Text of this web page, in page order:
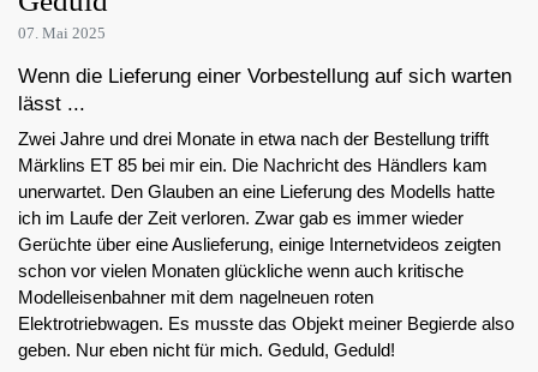
07. Mai 2025
Wenn die Lieferung einer Vorbestellung auf sich warten
lässt ...
Zwei Jahre und drei Monate in etwa nach der Bestellung trifft
Märklins ET 85 bei mir ein. Die Nachricht des Händlers kam
unerwartet. Den Glauben an eine Lieferung des Modells hatte
ich im Laufe der Zeit verloren. Zwar gab es immer wieder
Gerüchte über eine Auslieferung, einige Internetvideos zeigten
schon vor vielen Monaten glückliche wenn auch kritische
Modelleisenbahner mit dem nagelneuen roten
Elektrotriebwagen. Es musste das Objekt meiner Begierde also
geben. Nur eben nicht für mich. Geduld, Geduld!